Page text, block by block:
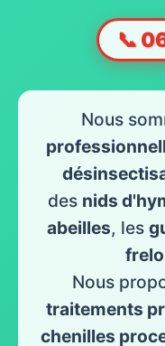
📞
Nous
des nids
abeilles, les
Nous
traitements
chenilles